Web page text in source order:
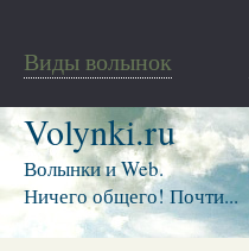
Виды волынок
Volynki.ru
Волынки и Web.
Ничего общего! Почти...